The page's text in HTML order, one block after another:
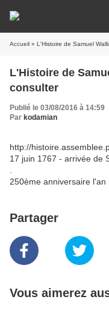
Accueil » L'Histoire de Samuel
L'Histoire de
consulter
Publié le 03/08/2016 à 14:59
Par kodamian
http://
17 juin 1767 - arrivée de
250ème anniversaire
Partager
Vous aimerez